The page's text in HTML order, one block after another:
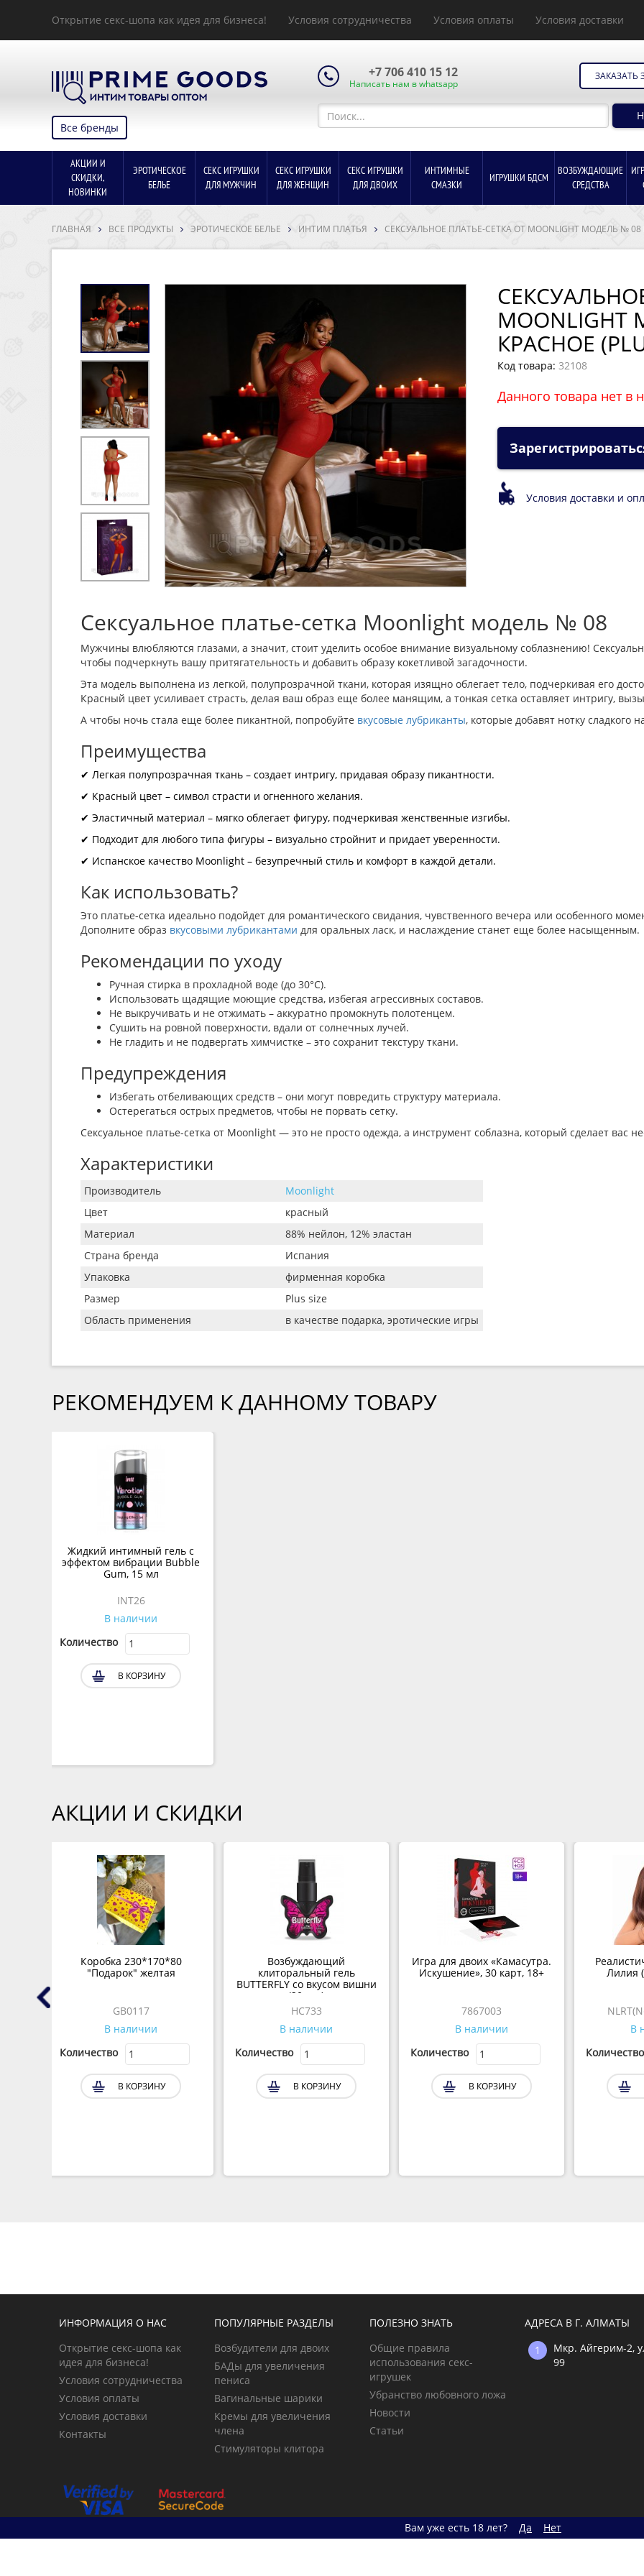
Открытие секс-шопа как идея для бизнеса! Условия сотрудничества Условия оплаты Условия доставки
Все бренды
+7 706 410 15 12
Написать нам в whatsapp
ЗАКАЗАТЬ
АКЦИИ И
СКИДКИ,
НОВИНКИ
ЭРОТИЧЕСКОЕ
БЕЛЬЕ
СЕКС ИГРУШКИ
ДЛЯ МУЖЧИН
СЕКС ИГРУШКИ
ДЛЯ ЖЕНЩИН
СЕКС ИГРУШКИ
ДЛЯ ДВОИХ
ИНТИМНЫЕ
СМАЗКИ
ИГРУШКИ БДСМ
ВОЗБУЖДАЮЩИЕ
СРЕДСТВА
ГЛАВНАЯ ВСЕ ПРОДУКТЫ ЭРОТИЧЕСКОЕ БЕЛЬЕ ИНТИМ ПЛАТЬЯ СЕКСУАЛЬНОЕ ПЛАТЬЕ-СЕТКА ОТ MOONLIGHT МОДЕЛЬ № 08
КРАСНОЕ
Код товара: 32108
Данного товара нет в
Условия доставки и
Сексуальное платье-сетка Moonlight модель № 08
Мужчины влюбляются глазами, а значит, стоит уделить особое внимание визуальному соблазнению!
чтобы подчеркнуть вашу притягательность и добавить образу кокетливой загадочности.
Эта модель выполнена из легкой, полупрозрачной ткани, которая изящно облегает тело, подчеркивая его
Красный цвет усиливает страсть, делая ваш образ еще более манящим, а тонкая сетка оставляет интригу,
А чтобы ночь стала еще более пикантной, попробуйте вкусовые лубриканты, которые добавят нотку сладкого
Преимущества
✔ Легкая полупрозрачная ткань – создает интригу, придавая образу пикантности.
✔ Красный цвет – символ страсти и огненного желания.
✔ Эластичный материал – мягко облегает фигуру, подчеркивая женственные изгибы.
✔ Подходит для любого типа фигуры – визуально стройнит и придает уверенности.
✔ Испанское качество Moonlight – безупречный стиль и комфорт в каждой детали.
Как использовать?
Это платье-сетка идеально подойдет для романтического свидания, чувственного вечера или особенного
Дополните образ вкусовыми лубрикантами для оральных ласк, и наслаждение станет еще более насыщенным.
Рекомендации по уходу
Ручная стирка в прохладной воде (до 30°C).
Использовать щадящие моющие средства, избегая агрессивных составов.
Не выкручивать и не отжимать – аккуратно промокнуть полотенцем.
Сушить на ровной поверхности, вдали от солнечных лучей.
Не гладить и не подвергать химчистке – это сохранит текстуру ткани.
Предупреждения
Избегать отбеливающих средств – они могут повредить структуру материала.
Остерегаться острых предметов, чтобы не порвать сетку.
Сексуальное платье-сетка от Moonlight — это не просто одежда, а инструмент соблазна, который сделает вас
Характеристики
Производитель
Moonlight
Цвет
красный
Материал
88% нейлон, 12% эластан
Страна бренда
Испания
Упаковка
фирменная коробка
Размер
Plus size
Область применения
в качестве подарка, эротические игры
РЕКОМЕНДУЕМ К ДАННОМУ ТОВАРУ
Жидкий интимный гель с
эффектом вибрации Bubble
Gum, 15 мл
INT26
В наличии
Количество
В КОРЗИНУ
АКЦИИ И СКИДКИ
Коробка 230*170*80
"Подарок" желтая
GB0117
В наличии
Количество
В КОРЗИНУ
Возбуждающий
клиторальный гель
BUTTERFLY со вкусом вишни
(20 мл.)
HC733
В наличии
Количество
В КОРЗИНУ
Игра для двоих «Камасутра.
Искушение», 30 карт, 18+
7867003
В наличии
Количество
В КОРЗИНУ
Лилия
В
Количество
Вам уже есть 18 лет? Да Нет
ИНФОРМАЦИЯ О НАС
Открытие секс-шопа как
идея для бизнеса!
Условия сотрудничества
Условия оплаты
Условия доставки
Контакты
ПОПУЛЯРНЫЕ РАЗДЕЛЫ
Возбудители для двоих
БАДы для увеличения
пениса
Вагинальные шарики
Кремы для увеличения
члена
Стимуляторы клитора
ПОЛЕЗНО ЗНАТЬ
Общие правила
использования секс-
игрушек
Убранство любовного ложа
Новости
Статьи
АДРЕСА В Г. АЛМАТЫ
Мкр. Айгерим-2,
99